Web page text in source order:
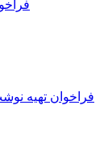
فراخوان تهیه